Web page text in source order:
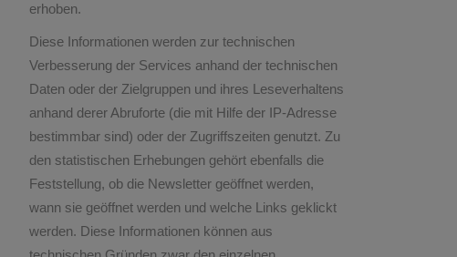
erhoben.
Diese Informationen werden zur technischen
Verbesserung der Services anhand der technischen
Daten oder der Zielgruppen und ihres Leseverhaltens
anhand derer Abruforte (die mit Hilfe der IP-Adresse
bestimmbar sind) oder der Zugriffszeiten genutzt. Zu
den statistischen Erhebungen gehört ebenfalls die
Feststellung, ob die Newsletter geöffnet werden,
wann sie geöffnet werden und welche Links geklickt
werden. Diese Informationen können aus